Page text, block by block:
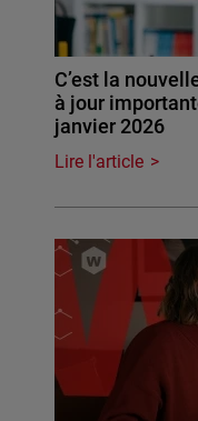
C’est la
à jour
janvier 2026
Lire l'article